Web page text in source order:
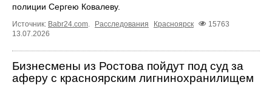
полиции Сергею Ковалеву.
Источник: Babr24.com. Расследования Красноярск
15763
13.07.2026
Бизнесмены из Ростова пойдут под суд за
аферу с красноярским лигнинохранилищем